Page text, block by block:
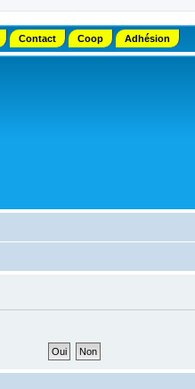
Contact Coop Adhésion